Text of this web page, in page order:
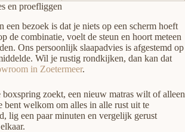
en proefliggen
een bezoek is dat je niets op een scherm hoeft
de combinatie, voelt de steun en hoort meteen
Ons persoonlijk slaapadvies is afgestemd op
Wil je rustig rondkijken, dan kan dat
in Zoetermeer.
zoekt, een nieuw matras wilt of alleen
bent welkom om alles in alle rust uit te
lig een paar minuten en vergelijk gerust